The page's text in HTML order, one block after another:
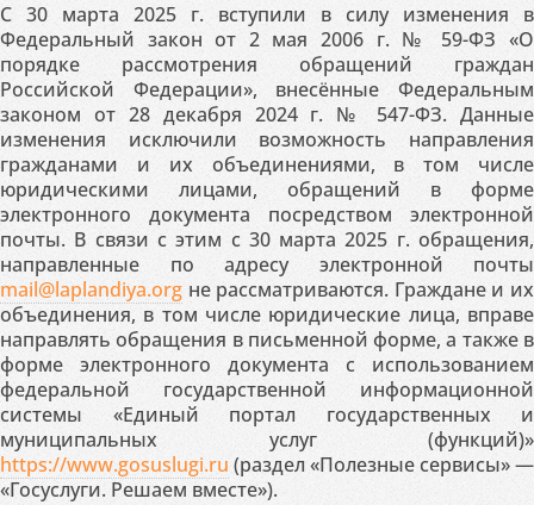
С 30 марта 2025 г. вступили в силу изменения в
Федеральный закон от 2 мая 2006 г. № 59-ФЗ «О
порядке рассмотрения обращений граждан
Российской Федерации», внесённые Федеральным
законом от 28 декабря 2024 г. № 547-ФЗ. Данные
изменения исключили возможность направления
гражданами и их объединениями, в том числе
юридическими лицами, обращений в форме
электронного документа посредством электронной
почты. В связи с этим с 30 марта 2025 г. обращения,
направленные по адресу электронной почты
mail@laplandiya.org не рассматриваются. Граждане и их
объединения, в том числе юридические лица, вправе
направлять обращения в письменной форме, а также в
форме электронного документа с использованием
федеральной государственной информационной
системы «Единый портал государственных и
муниципальных услуг (функций)»
https://www.gosuslugi.ru (раздел «Полезные сервисы» —
«Госуслуги. Решаем вместе»).